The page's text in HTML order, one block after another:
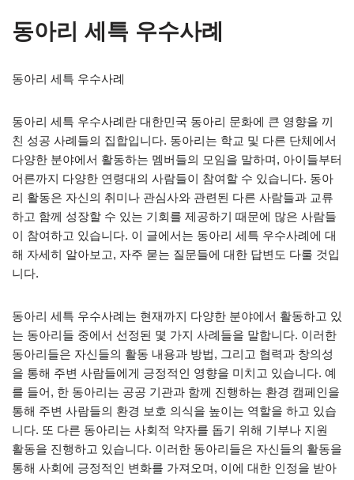
동아리 세특 우수사례
동아리 세특 우수사례
동아리 세특 우수사례란 대한민국 동아리 문화에 큰 영향을 끼
친 성공 사례들의 집합입니다. 동아리는 학교 및 다른 단체에서
다양한 분야에서 활동하는 멤버들의 모임을 말하며, 아이들부터
어른까지 다양한 연령대의 사람들이 참여할 수 있습니다. 동아
리 활동은 자신의 취미나 관심사와 관련된 다른 사람들과 교류
하고 함께 성장할 수 있는 기회를 제공하기 때문에 많은 사람들
이 참여하고 있습니다. 이 글에서는 동아리 세특 우수사례에 대
해 자세히 알아보고, 자주 묻는 질문들에 대한 답변도 다룰 것입
니다.
동아리 세특 우수사례는 현재까지 다양한 분야에서 활동하고 있
는 동아리들 중에서 선정된 몇 가지 사례들을 말합니다. 이러한
동아리들은 자신들의 활동 내용과 방법, 그리고 협력과 창의성
을 통해 주변 사람들에게 긍정적인 영향을 미치고 있습니다. 예
를 들어, 한 동아리는 공공 기관과 함께 진행하는 환경 캠페인을
통해 주변 사람들의 환경 보호 의식을 높이는 역할을 하고 있습
니다. 또 다른 동아리는 사회적 약자를 돕기 위해 기부나 지원
활동을 진행하고 있습니다. 이러한 동아리들은 자신들의 활동을
통해 사회에 긍정적인 변화를 가져오며, 이에 대한 인정을 받아